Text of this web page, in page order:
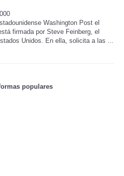
Washington Post el
firmada por Steve Feinberg, el
Unidos. En ella, solicita a las ...
populares